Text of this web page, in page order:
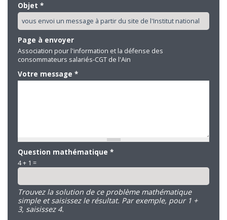
Objet *
Page à envoyer
Association pour l'information et la défense des
consommateurs salariés-CGT de l'Ain
Votre message *
Question mathématique *
4 + 1 =
Trouvez la solution de ce problème mathématique
simple et saisissez le résultat. Par exemple, pour 1 +
3, saisissez 4.